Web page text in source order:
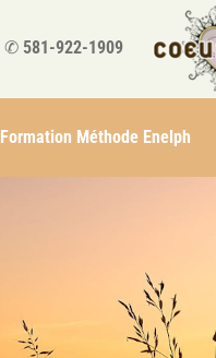
✆ 581-922-1909
Formation Méthode Enelph